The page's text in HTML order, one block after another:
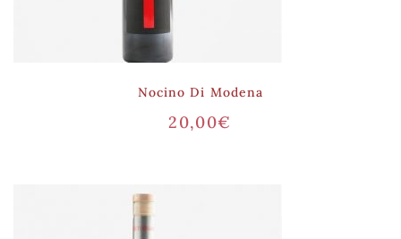
Nocino Di Modena
20,00€